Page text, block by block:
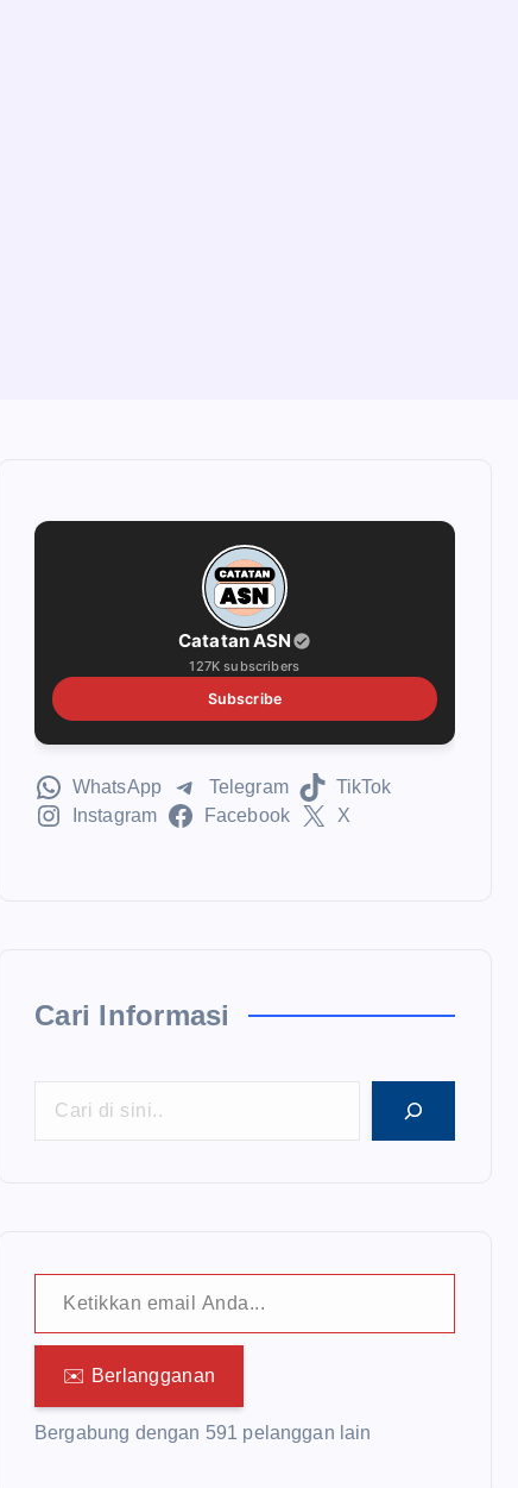
Catatan ASN
127K subscribers
Subscribe
WhatsApp Telegram
TikTok
Instagram
Facebook X
Cari Informasi
Ketikkan email Anda...
✉️ Berlangganan
Bergabung dengan 591 pelanggan lain